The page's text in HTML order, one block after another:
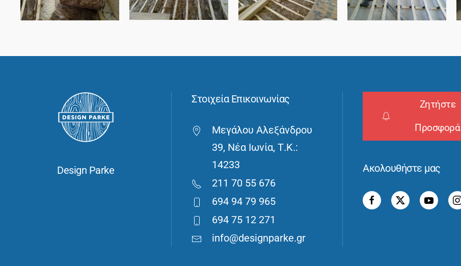
Design Parke
Στοιχεία Επικοινωνίας
Μεγάλου Αλεξάνδρου
39, Νέα Ιωνία, Τ.Κ.:
14233
211 70 55 676
694 94 79 965
694 75 12 271
info@designparke.gr
Ζητήστε
Προσφορά
Ακολουθήστε μας